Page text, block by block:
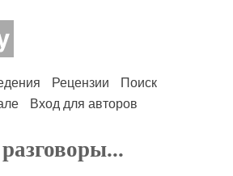
Рецензии
Поиск
Вход для авторов